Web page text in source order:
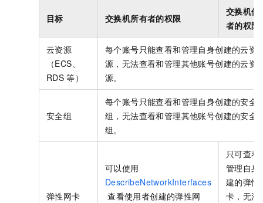
目标 交换机所有者的权限
交换机使
者的权限
云资源
（ECS、
RDS 等）
每个账号只能查看和管理自身创建的云资
源，无法查看和管理其他账号创建的云资
源。
安全组
每个账号只能查看和管理自身创建的安全
组，无法查看和管理其他账号创建的安全
组。
弹性网卡
可以使用
DescribeNetworkInterfaces
查看使用者创建的弹性网
只可查看
管理自身
建的弹性
卡，无法